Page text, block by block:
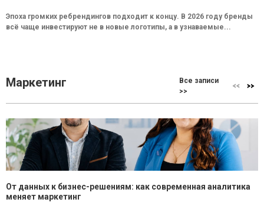
Эпоха громких ребрендингов подходит к концу. В 2026 году бренды
всё чаще инвестируют не в новые логотипы, а в узнаваемые...
Маркетинг
Все записи
>>
От данных к бизнес-решениям: как современная аналитика
меняет маркетинг